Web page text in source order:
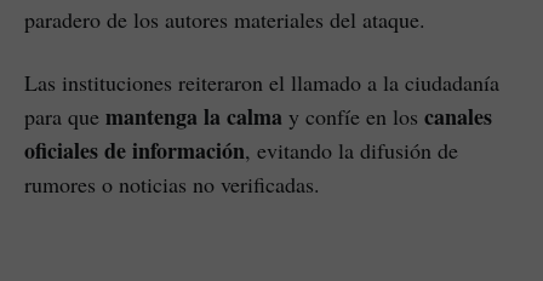
paradero de los autores materiales del ataque.
Las instituciones reiteraron el llamado a la ciudadanía
para que mantenga la calma y confíe en los canales
oficiales de información, evitando la difusión de
rumores o noticias no verificadas.